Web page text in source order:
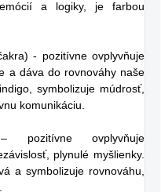
a logiky, je farbou
- pozitívne ovplyvňuje
a dáva do rovnováhy naše
symbolizuje múdrosť,
komunikáciu.
pozitívne ovplyvňuje
plynulé myšlienky.
a symbolizuje rovnováhu,